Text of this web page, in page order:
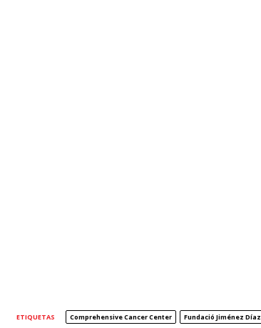
ETIQUETAS Comprehensive Cancer Center Fundació Jiménez Díaz